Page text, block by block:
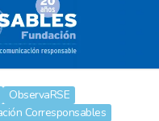
ObservaRSE
Corresponsables